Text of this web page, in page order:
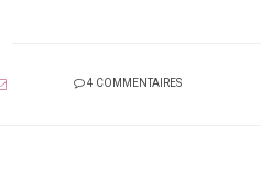
4 COMMENTAIRES